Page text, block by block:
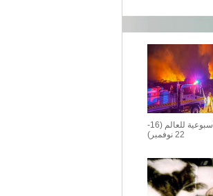
صور شينخوا الأسبوعية للعالم (16-
22 نوفمبر)